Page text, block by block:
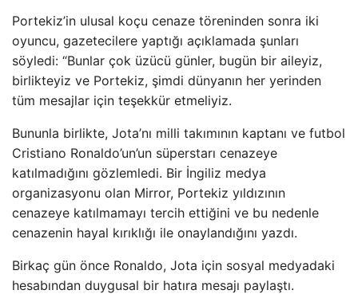
Portekiz’in ulusal koçu cenaze töreninden sonra iki
oyuncu, gazetecilere yaptığı açıklamada şunları
söyledi: “Bunlar çok üzücü günler, bugün bir aileyiz,
birlikteyiz ve Portekiz, şimdi dünyanın her yerinden
tüm mesajlar için teşekkür etmeliyiz.
Bununla birlikte, Jota’nı milli takımının kaptanı ve futbol
Cristiano Ronaldo’un’un süperstarı cenazeye
katılmadığını gözlemledi. Bir İngiliz medya
organizasyonu olan Mirror, Portekiz yıldızının
cenazeye katılmamayı tercih ettiğini ve bu nedenle
cenazenin hayal kırıklığı ile onaylandığını yazdı.
Birkaç gün önce Ronaldo, Jota için sosyal medyadaki
hesabından duygusal bir hatıra mesajı paylaştı.